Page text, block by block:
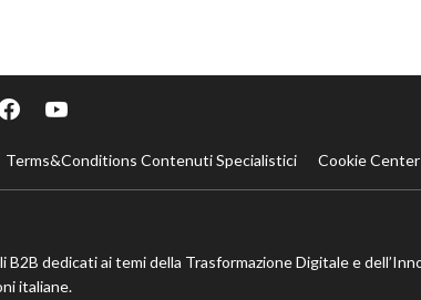
Terms&Conditions Contenuti Specialistici Cookie Center
dedicati ai temi della Trasformazione Digitale e
italiane.